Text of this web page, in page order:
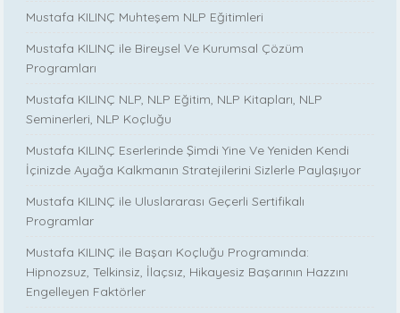
Mustafa KILINÇ Muhteşem NLP Eğitimleri
Mustafa KILINÇ ile Bireysel Ve Kurumsal Çözüm
Programları
Mustafa KILINÇ NLP, NLP Eğitim, NLP Kitapları, NLP
Seminerleri, NLP Koçluğu
Mustafa KILINÇ Eserlerinde Şimdi Yine Ve Yeniden Kendi
İçinizde Ayağa Kalkmanın Stratejilerini Sizlerle Paylaşıyor
Mustafa KILINÇ ile Uluslararası Geçerli Sertifikalı
Programlar
Mustafa KILINÇ ile Başarı Koçluğu Programında:
Hipnozsuz, Telkinsiz, İlaçsız, Hikayesiz Başarının Hazzını
Engelleyen Faktörler